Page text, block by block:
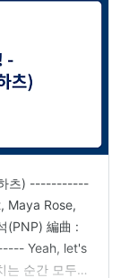
하츠) -----------
Rose,
(PNP) 編曲 :
Yeah, let's
순간 모두가